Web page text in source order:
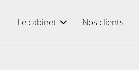
Le cabinet Nos clients